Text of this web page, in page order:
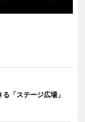
「ステージ広場」